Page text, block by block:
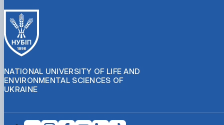
NATIONAL UNIVERSITY OF LIFE AND
ENVIRONMENTAL SCIENCES OF
UKRAINE